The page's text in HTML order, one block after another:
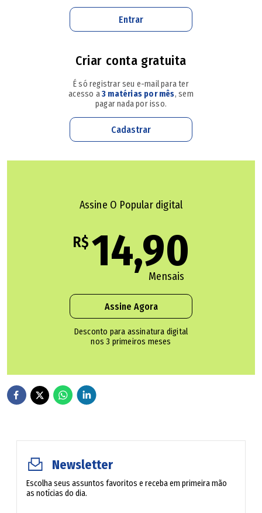
Auditório do Campus Trindade.
Inscrições
As inscrições devem ser realizadas exclusivamente no
do dia 4 ao dia 15 de agosto. O valor da taxa
de inscrição será de R$ 50.
família de baixa renda, poderão solicitar a isenção da
Mais informações sobre o processo seletivo podem ser
site do IF Goiano Campus Trindade
profsubstituto.tri@ifgoiano.edu.br.
Multinacional portuguesa seleciona startups com
Ministério Público de Goiás abre concurso para
preencher vagas em três cidades com salário de até R$
Cronograma
4/8 a 15/8 - Período de inscrições
Entrar
Criar conta gratuita
É só registrar seu e-mail para ter
acesso a3 matérias por mês, sem
pagar nada por isso.
Cadastrar
Assine O Popular digital
R$ 14,90
Mensais
Assine Agora
Desconto para assinatura digital
nos 3 primeiros meses
Newsletter
Escolha seus assuntos favoritos e receba em primeira mão
as notícias do dia.